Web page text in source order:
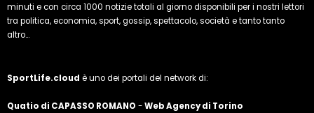
minuti e con circa 1000 notizie totali al giorno disponibili per i nostri lettori
tra politica, economia, sport, gossip, spettacolo, società e tanto tanto
altro...
SportLife.cloud è uno dei portali del network di:
Quatio di CAPASSO ROMANO -Web Agency di Torino